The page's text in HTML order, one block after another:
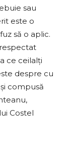
sau
este o
să o aplic.
ce ceilalți
despre cu
compusă
Costel